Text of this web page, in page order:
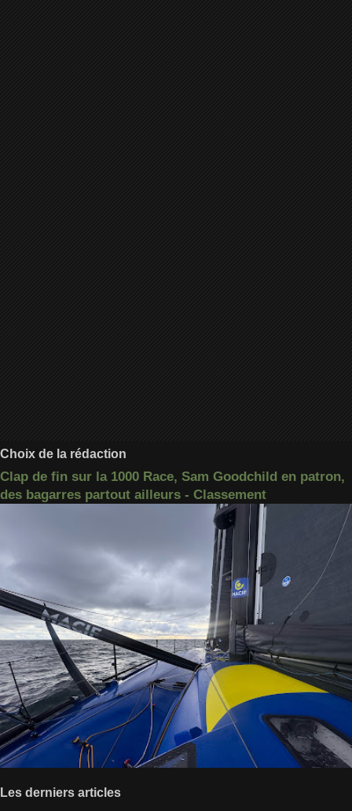
Choix de la rédaction
Clap de fin sur la 1000 Race, Sam Goodchild en patron,
des bagarres partout ailleurs - Classement
Les derniers articles